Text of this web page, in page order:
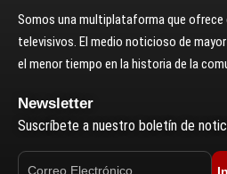
Somos una multiplataforma que
televisivos. El medio noticioso de
el menor tiempo en la historia de la
Newsletter
Suscríbete a nuestro boletín de